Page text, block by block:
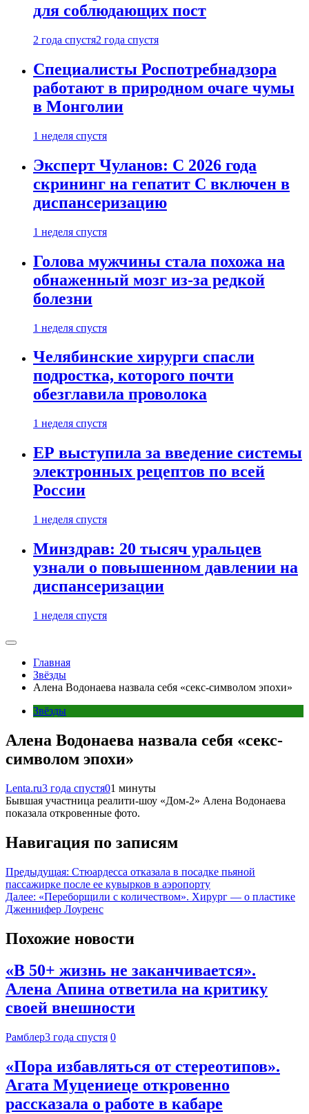
для соблюдающих пост
2 года спустя2 года спустя
Специалисты Роспотребнадзора
работают в природном очаге чумы
в Монголии
1 неделя спустя
Эксперт Чуланов: С 2026 года
скрининг на гепатит С включен в
диспансеризацию
1 неделя спустя
Голова мужчины стала похожа на
обнаженный мозг из-за редкой
болезни
1 неделя спустя
Челябинские хирурги спасли
подростка, которого почти
обезглавила проволока
1 неделя спустя
ЕР выступила за введение системы
электронных рецептов по всей
России
1 неделя спустя
Минздрав: 20 тысяч уральцев
узнали о повышенном давлении на
диспансеризации
1 неделя спустя
Главная
Звёзды
Алена Водонаева назвала себя «секс-символом эпохи»
Звёзды
Алена Водонаева назвала себя «секс-
символом эпохи»
Lenta.ru3 года спустя01 минуты
Бывшая участница реалити-шоу «Дом-2» Алена Водонаева
показала откровенные фото.
Навигация по записям
Предыдущая: Стюардесса отказала в посадке пьяной
пассажирке после ее кувырков в аэропорту
Далее: «Переборщили с количеством». Хирург — о пластике
Дженнифер Лоуренс
Похожие новости
«В 50+ жизнь не заканчивается».
Алена Апина ответила на критику
своей внешности
Рамблер3 года спустя 0
«Пора избавляться от стереотипов».
Агата Муцениеце откровенно
рассказала о работе в кабаре